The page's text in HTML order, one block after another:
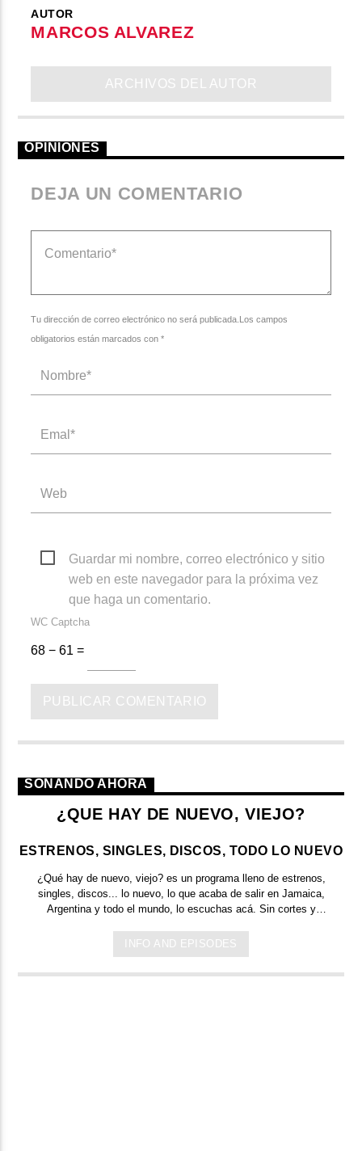
AUTOR
MARCOS ALVAREZ
ARCHIVOS DEL AUTOR
OPINIONES
DEJA UN COMENTARIO
Tu dirección de correo electrónico no será publicada.Los campos
obligatorios están marcados con *
Guardar mi nombre, correo electrónico y sitio
web en este navegador para la próxima vez
que haga un comentario.
WC Captcha
68 − 61 =
SONANDO AHORA
¿QUE HAY DE NUEVO, VIEJO?
ESTRENOS, SINGLES, DISCOS, TODO LO NUEVO
¿Qué hay de nuevo, viejo?es un programa lleno de estrenos,
singles, discos... lo nuevo, lo que acaba de salir enJamaica,
Argentina y todo el mundo, lo escuchas acá. Sin cortes y
INFO AND EPISODES